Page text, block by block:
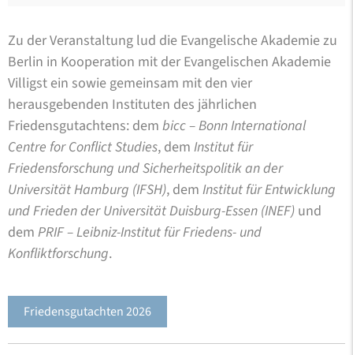
Zu der Veranstaltung lud die Evangelische Akademie zu
Berlin in Kooperation mit der Evangelischen Akademie
Villigst ein sowie gemeinsam mit den vier
herausgebenden Instituten des jährlichen
Friedensgutachtens: dem bicc – Bonn International
Centre for Conflict Studies, dem Institut für
Friedensforschung und Sicherheitspolitik an der
Universität Hamburg (IFSH), dem Institut für Entwicklung
und Frieden der Universität Duisburg-Essen (INEF) und
dem PRIF – Leibniz-Institut für Friedens- und
Konfliktforschung.
Friedensgutachten 2026